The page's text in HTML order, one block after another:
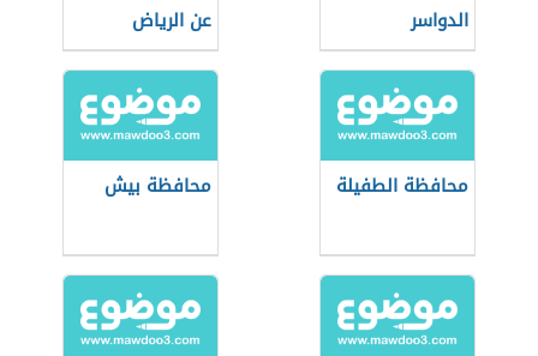
الدواسر
عن الرياض
محافظة الطفيلة محافظة بيش